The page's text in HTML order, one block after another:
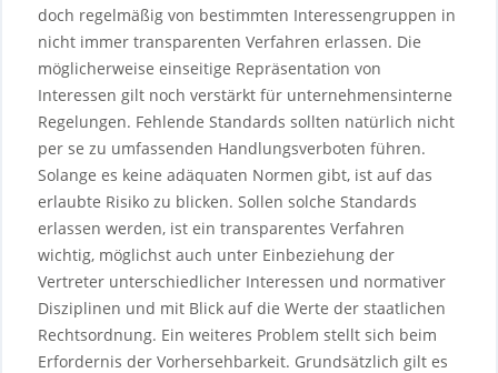
doch regelmäßig von bestimmten Interessengruppen in
nicht immer transparenten Verfahren erlassen. Die
möglicherweise einseitige Repräsentation von
Interessen gilt noch verstärkt für unternehmensinterne
Regelungen. Fehlende Standards sollten natürlich nicht
per se zu umfassenden Handlungsverboten führen.
Solange es keine adäquaten Normen gibt, ist auf das
erlaubte Risiko zu blicken. Sollen solche Standards
erlassen werden, ist ein transparentes Verfahren
wichtig, möglichst auch unter Einbeziehung der
Vertreter unterschiedlicher Interessen und normativer
Disziplinen und mit Blick auf die Werte der staatlichen
Rechtsordnung. Ein weiteres Problem stellt sich beim
Erfordernis der Vorhersehbarkeit. Grundsätzlich gilt es